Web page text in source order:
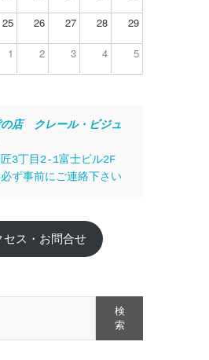
25 26 27 28 29
1 2 3 4 5
店　クレール・ビジュ
3丁目2-1富士ビル2F
ず事前にご連絡下さい
セス・お問合せ
検
索